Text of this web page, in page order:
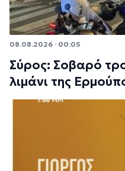
08.08.2026 · 00:05
Σύρος: Σοβαρό
λιμάνι της